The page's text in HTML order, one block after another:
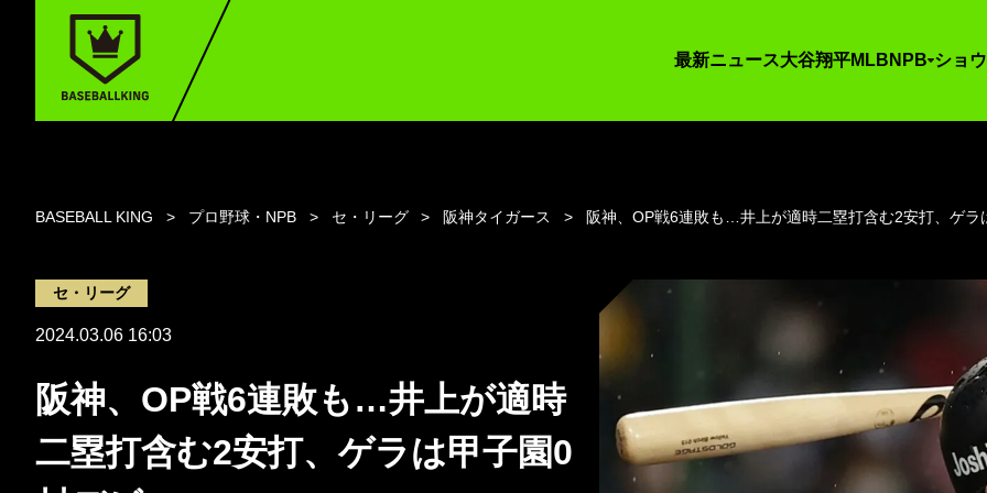
最新ニュース大谷翔平MLB NPB ショ
BASEBALL KING プロ野球・NPB セ・リーグ 阪神タイガース 阪神、OP戦6連敗も…井上が適時二塁打含む2安打、ゲラ
セ・リーグ
2024.03.06 16:03
阪神、OP戦6連敗も…井上が適時
二塁打含む2安打、ゲラは甲子園0